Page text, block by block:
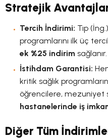
Stratejik
Tercih İndirimi: Tıp
programlarını ilk üç
ek %25 indirim sağlanır.
İstihdam Garantisi:
kritik sağlık
öğrencilere, mezuniyet
hastanelerinde iş
Diğer Tüm